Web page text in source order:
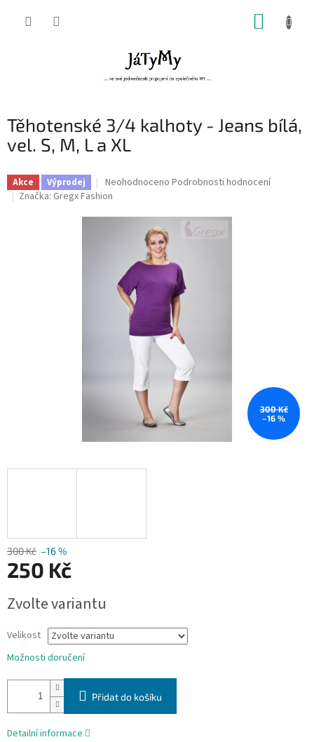
Těhotenské 3/4 kalhoty - Jeans bílá,
vel. S, M, L a XL
Akce Výprodej
Průměrné
hodnocení
je
hvězdiček.
Neohodnoceno Podrobnosti hodnocení
Značka: Gregx Fashion
300 Kč
–16 %
300 Kč –16 %
250 Kč
cena:
Zvolte variantu
Velikost
Možnosti doručení
Přidat do košíku
Detailní informace